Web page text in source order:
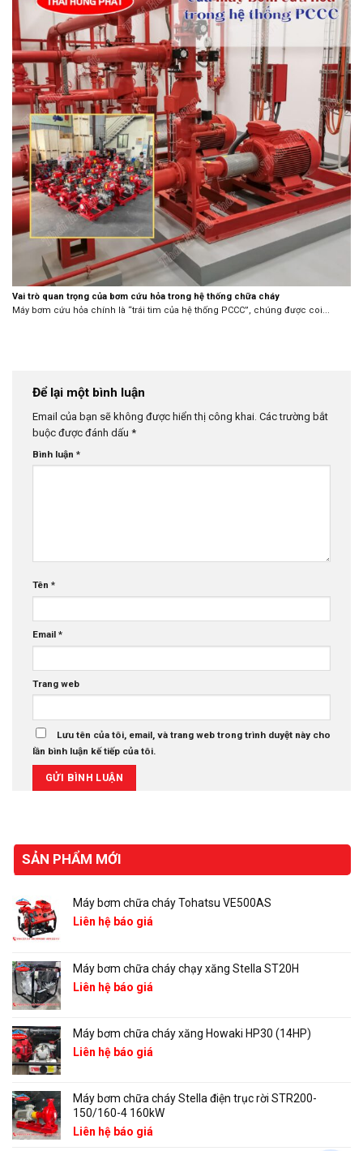
Vai trò quan trọng của bơm cứu hỏa trong hệ thống chữa cháy
Máy bơm cứu hỏa chính là “trái tim của hệ thống PCCC”, chúng được coi...
Để lại một bình luận
Email của bạn sẽ không được hiển thị công khai. Các trường bắt
buộc được đánh dấu *
Bình luận *
Tên *
Email *
Trang web
Lưu tên của tôi, email, và trang web trong trình duyệt này cho
lần bình luận kế tiếp của tôi.
SẢN PHẨM MỚI
Máy bơm chữa cháy Tohatsu VE500AS
Liên hệ báo giá
Máy bơm chữa cháy chạy xăng Stella ST20H
Liên hệ báo giá
Máy bơm chữa cháy xăng Howaki HP30 (14HP)
Liên hệ báo giá
Máy bơm chữa cháy Stella điện trục rời STR200-
150/160-4 160kW
Liên hệ báo giá